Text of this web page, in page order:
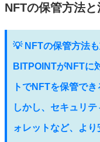
NFTの保管方法と
💡 NFTの保管方法
BITPOINTがNFTに
トでNFTを保管でき
しかし、セキュリ
ォレットなど、よ